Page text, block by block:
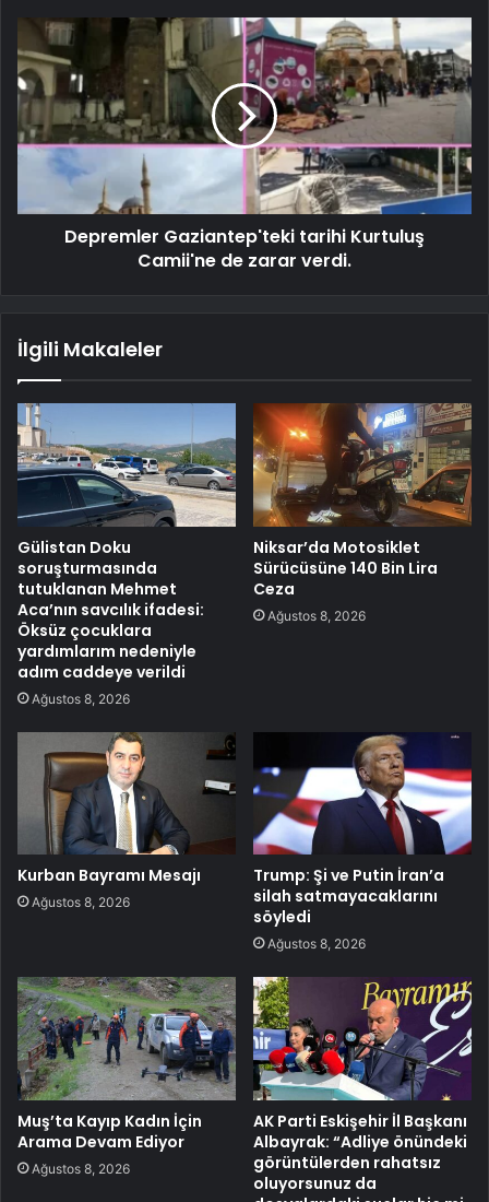
Depremler Gaziantep'teki tarihi Kurtuluş
Camii'ne de zarar verdi.
İlgili Makaleler
Gülistan Doku
soruşturmasında
tutuklanan Mehmet
Aca’nın savcılık ifadesi:
Öksüz çocuklara
yardımlarım nedeniyle
adım caddeye verildi
Ağustos 8, 2026
Niksar’da Motosiklet
Sürücüsüne 140 Bin Lira
Ceza
Ağustos 8, 2026
Kurban Bayramı Mesajı
Ağustos 8, 2026
Trump: Şi ve Putin İran’a
silah satmayacaklarını
söyledi
Ağustos 8, 2026
Muş’ta Kayıp Kadın İçin
Arama Devam Ediyor
Ağustos 8, 2026
AK Parti Eskişehir İl Başkanı
Albayrak: “Adliye önündeki
görüntülerden rahatsız
oluyorsunuz da